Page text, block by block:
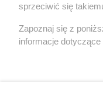
sprzeciwić się
Zapoznaj się z
informacje